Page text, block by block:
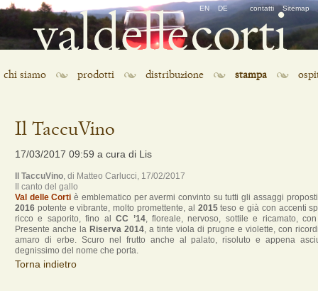
EN DE
Salta
navigazione
contatti Sitemap
Salta
la
chi siamo prodotti distribuzione stampa
Il TaccuVino
17/03/2017 09:59 a cura di Lis
Il TaccuVino , di Matteo Carlucci 17/02/2017
Il canto del gallo
Val delle Corti è emblematico per avermi convinto su tutti gli assaggi
2016 potente e vibrante, molto promettente, al 2015teso e già con accenti
ricco e saporito, fino alCC ’14, floreale, nervoso, sottile e ricamato,
Presente anche la Riserva 2014 , a tinte viola di prugne e violette, con
amaro di erbe. Scuro nel frutto anche al palato, risoluto e appena
degnissimo del nome che porta.
Torna indietro